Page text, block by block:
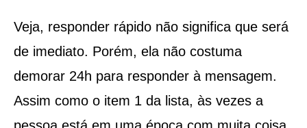
Veja, responder rápido não significa que será
de imediato. Porém, ela não costuma
demorar 24h para responder à mensagem.
Assim como o item 1 da lista, às vezes a